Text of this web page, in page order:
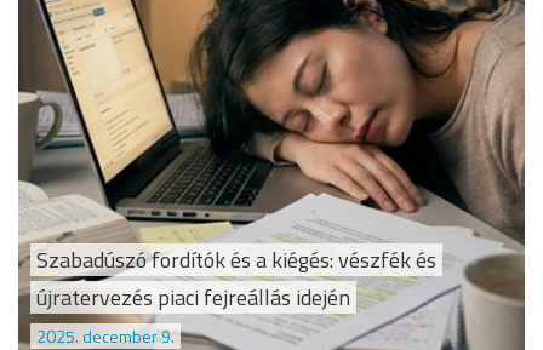
Szabadúszó fordítók és a kiégés: vészfék és
újratervezés piaci fejreállás idején
2025. december 9.